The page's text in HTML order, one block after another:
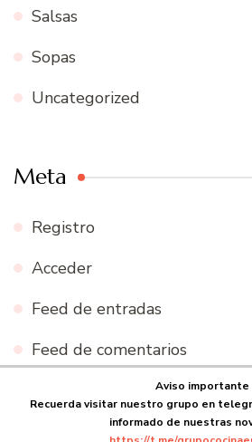
Salsas
Sopas
Uncategorized
Meta
Registro
Acceder
Feed de entradas
Feed de comentarios
Aviso importante
Recuerda visitar nuestro grupo en
informado de nuestras